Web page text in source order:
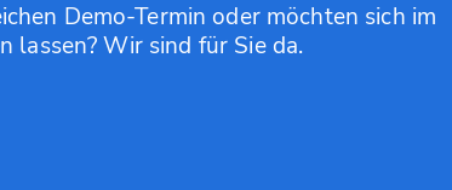
Demo-Termin oder möchten sich im
lassen? Wir sind für Sie da.